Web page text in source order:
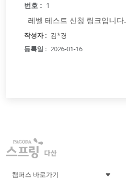
1
레벨 테스트 신청 링크입니다.
김*경
2026-01-16